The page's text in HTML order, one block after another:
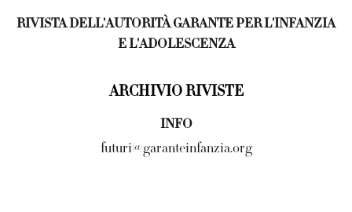
RIVISTA DELL'AUTORITÀ GARANTE PER L'INFANZIA
E L'ADOLESCENZA
ARCHIVIO RIVISTE
INFO
futuri@garanteinfanzia.org